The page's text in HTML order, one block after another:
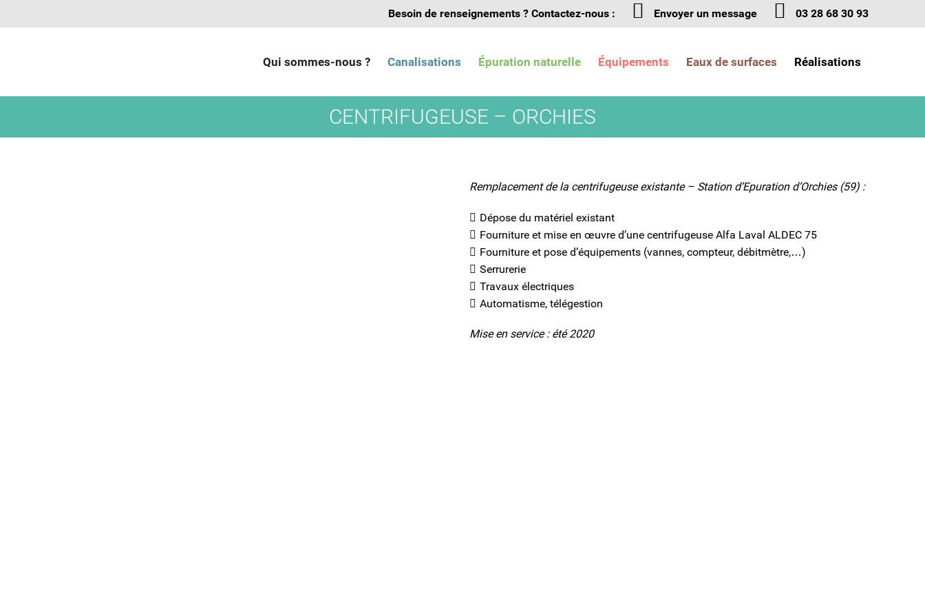
Besoin de renseignements ? Contactez-nous : Envoyer un message 03 28 68 30 93
Qui sommes-nous ? Canalisations Épuration naturelle Équipements Eaux de surfaces Réalisations
CENTRIFUGEUSE – ORCHIES
Remplacement de la centrifugeuse existante – Station d’Epuration d’Orchies (59) :
Dépose du matériel existant
Fourniture et mise en œuvre d’une centrifugeuse Alfa Laval ALDEC 75
Fourniture et pose d’équipements (vannes, compteur, débitmètre,…)
Serrurerie
Travaux électriques
Automatisme, télégestion
Mise en service : été 2020